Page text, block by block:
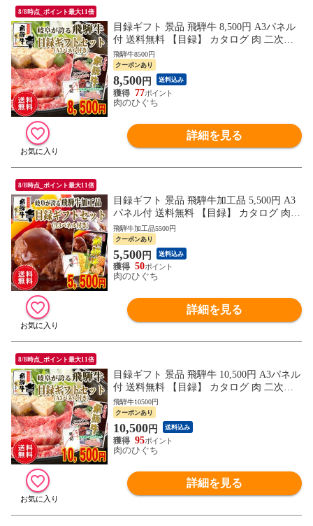
8/8時点_ポイント最大11倍
目録ギフト 景品 飛騨牛 8,500円 A3パネル
付 送料無料 【目録】 カタログ 肉 二次会
ゴルフ コンペ ビンゴ 忘年会 新年会 歓送
迎会 イベント
飛騨牛8500円
クーポンあり
8,500円 送料込み
77
肉のひぐち
詳細を見る
8/8時点_ポイント最大11倍
目録ギフト 景品 飛騨牛加工品 5,500円 A3
パネル付 送料無料 【目録】 カタログ 肉
二次会 ゴルフ コンペ ビンゴ 忘年会 新年
会 歓送迎会 イベント
飛騨牛加工品5500円
クーポンあり
5,500円 送料込み
50
肉のひぐち
詳細を見る
8/8時点_ポイント最大11倍
目録ギフト 景品 飛騨牛 10,500円 A3パネル
付 送料無料 【目録】 カタログ 肉 二次会
ゴルフ コンペ ビンゴ 忘年会 新年会 歓送
迎会 イベント
飛騨牛10500円
クーポンあり
10,500円 送料込み
95
肉のひぐち
詳細を見る